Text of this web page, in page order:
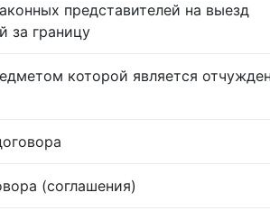
представителей на выезд
за границу
которой является
(соглашения)